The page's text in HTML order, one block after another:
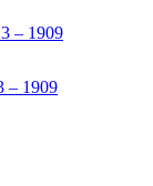
– 1909
– 1909